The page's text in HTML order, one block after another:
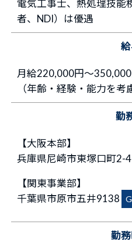
電気工事士、熱処理技能
者、NDI）は優遇
月給220,000円～
（年齢・経験・能力を考
勤
【大阪本部】
兵庫県尼崎市東塚口町
【関東事業部】
千葉県市原市五井9138
勤